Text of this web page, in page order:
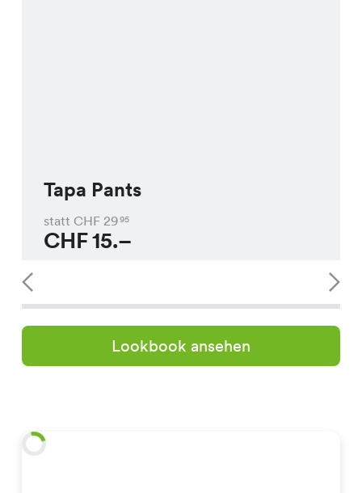
Tapa Pants
statt CHF 2995
CHF15.–
Lookbook ansehen